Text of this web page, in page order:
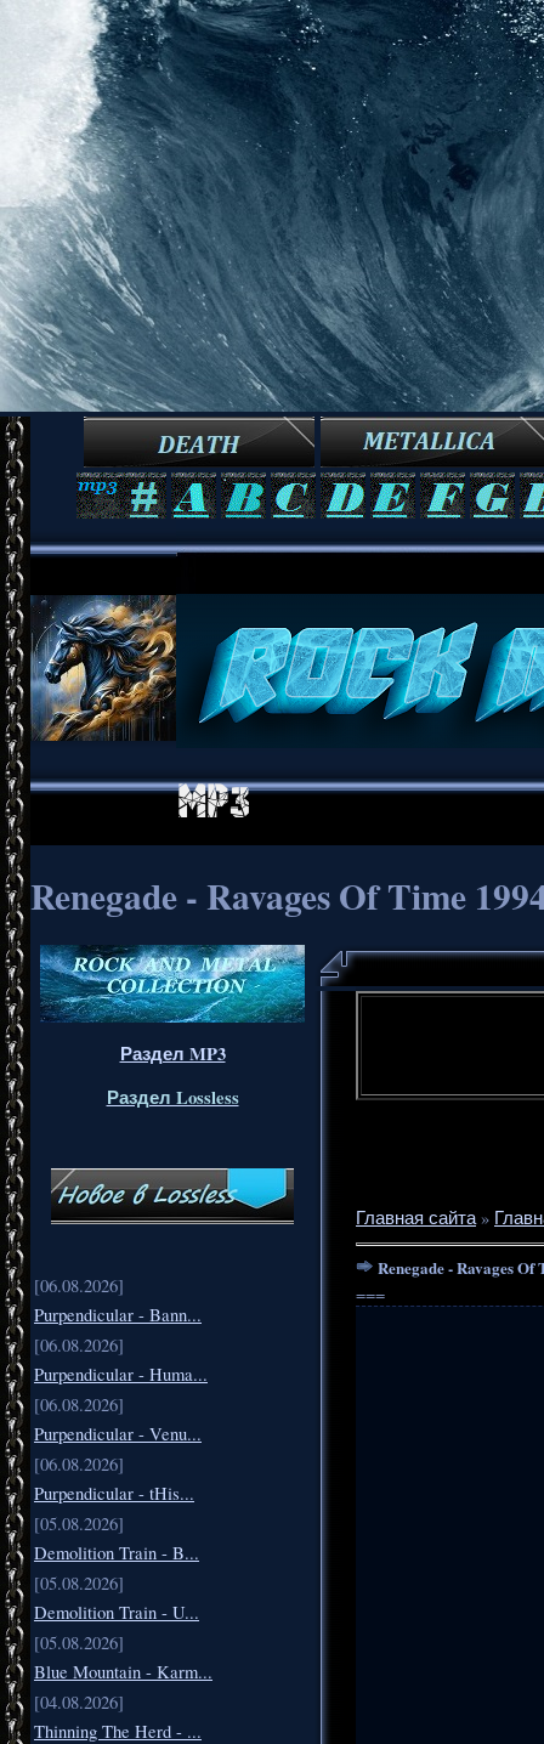
Renegade - Ravages Of Time
Раздел MP3
Раздел Lossless
[06.08.2026]
Purpendicular - Bann...
[06.08.2026]
Purpendicular - Huma...
[06.08.2026]
Purpendicular - Venu...
[06.08.2026]
Purpendicular - tHis...
[05.08.2026]
Demolition Train - B...
[05.08.2026]
Demolition Train - U...
[05.08.2026]
Blue Mountain - Karm...
[04.08.2026]
Thinning The Herd - ...
Главная сайта»
Renegade - Ravages Of
===